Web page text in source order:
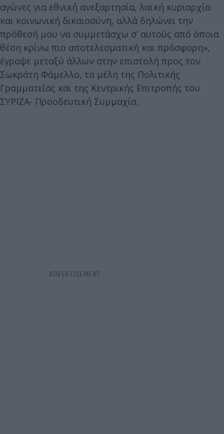
αγώνες για εθνική ανεξαρτησία, λαϊκή κυριαρχία
και κοινωνική δικαιοσύνη, αλλά δηλώνει την
πρόθεσή μου να συμμετάσχω σ’ αυτούς από όποια
θέση κρίνω πιο αποτελεσματική και πρόσφορη»,
έγραψε μεταξύ άλλων στην επιστολή προς τον
Σωκράτη Φάμελλο, τα μέλη της Πολιτικής
Γραμματείας και της Κεντρικής Επιτροπής του
ΣΥΡΙΖΑ- Προοδευτική Συμμαχία.